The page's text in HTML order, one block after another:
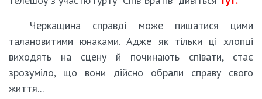
Черкащина справді може пишатися цими
талановитими юнаками. Адже як тільки ці хлопці
виходять на сцену й починають співати, стає
зрозуміло, що вони дійсно обрали справу свого
життя...